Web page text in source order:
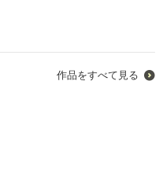
作品をすべて見る